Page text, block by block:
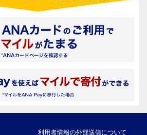
利用者情報の外部送信について